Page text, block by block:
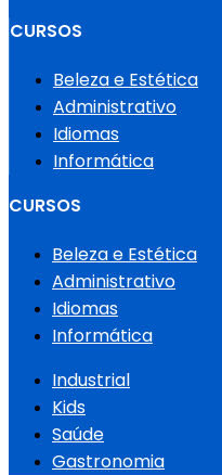
CURSOS
Beleza e Estética
Administrativo
Idiomas
Informática
CURSOS
Beleza e Estética
Administrativo
Idiomas
Informática
Industrial
Kids
Saúde
Gastronomia